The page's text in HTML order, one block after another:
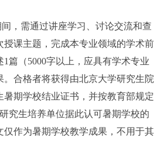
，需通过讲座学习、讨论交流和查
授课主题，完成本专业领域的学术前
篇（5000字以上，应具有学术专业
。合格者将获得由北京大学研究生院
暑期学校结业证书，并按教育部规定
究生培养单位据此认可暑期学校的
仅作为暑期学校教学成果，不用于其